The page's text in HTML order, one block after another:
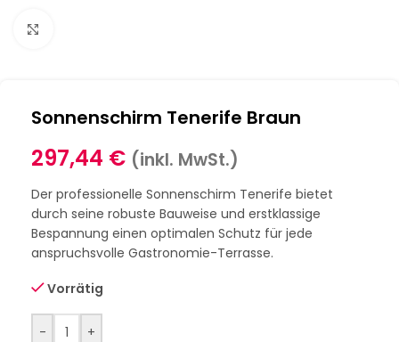
Sonnenschirm Tenerife Braun
297,44 € (inkl. MwSt.)
Der professionelle Sonnenschirm Tenerife bietet
durch seine robuste Bauweise und erstklassige
Bespannung einen optimalen Schutz für jede
anspruchsvolle Gastronomie-Terrasse.
Vorrätig
- +